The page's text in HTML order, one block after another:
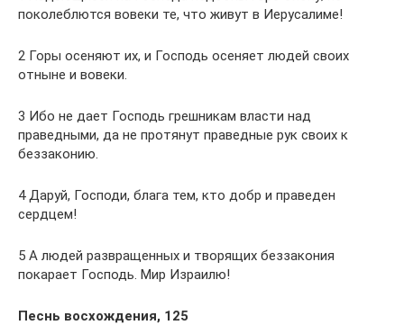
поколеблются вовеки те, что живут в Иерусалиме!
2 Горы осеняют их, и Господь осеняет людей своих
отныне и вовеки.
3 Ибо не дает Господь грешникам власти над
праведными, да не протянут праведные рук своих к
беззаконию.
4 Даруй, Господи, блага тем, кто добр и праведен
сердцем!
5 А людей развращенных и творящих беззакония
покарает Господь. Мир Израилю!
Песнь восхождения, 125